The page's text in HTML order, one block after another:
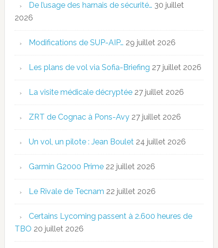
De l’usage des harnais de sécurité… 30 juillet
2026
Modifications de SUP-AIP… 29 juillet 2026
Les plans de vol via Sofia-Briefing 27 juillet 2026
La visite médicale décryptée 27 juillet 2026
ZRT de Cognac à Pons-Avy 27 juillet 2026
Un vol, un pilote : Jean Boulet 24 juillet 2026
Garmin G2000 Prime 22 juillet 2026
Le Rivale de Tecnam 22 juillet 2026
Certains Lycoming passent à 2.600 heures de
TBO 20 juillet 2026